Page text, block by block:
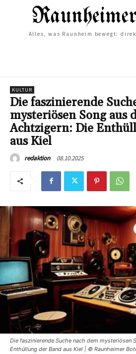
Alles, was Raunheim bewegt:
KULTUR
Die faszinierende
mysteriösen Song aus
Achtzigern: Die
aus Kiel
redaktion 08.10.2025
Die faszinierende Suche nach dem mysteriösen
Enthüllung der Band aus Kiel | © Raunheimer